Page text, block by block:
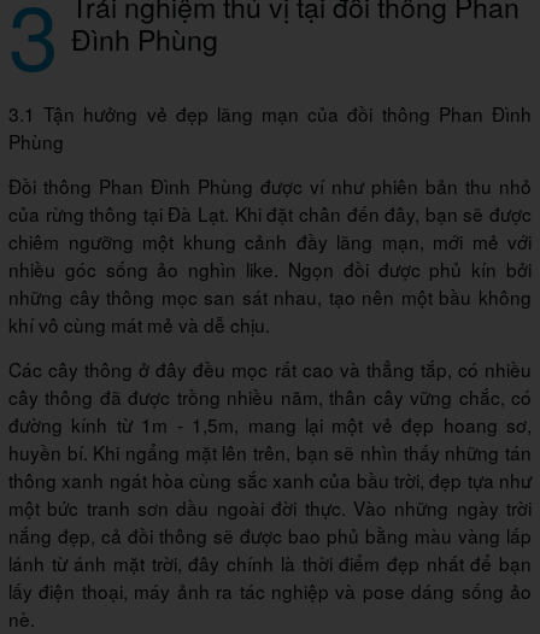
3 Đình Phùng
3.1 Tận hưởng vẻ đẹp lãng mạn của đồi thông Phan Đình
Phùng
Đồi thông Phan Đình Phùng được ví như phiên bản thu nhỏ
của rừng thông tại Đà Lạt. Khi đặt chân đến đây, bạn sẽ được
chiêm ngưỡng một khung cảnh đầy lãng mạn, mới mẻ với
nhiều góc sống ảo nghìn like. Ngọn đồi được phủ kín bởi
những cây thông mọc san sát nhau, tạo nên một bầu không
khí vô cùng mát mẻ và dễ chịu.
Các cây thông ở đây đều mọc rất cao và thẳng tắp, có nhiều
cây thông đã được trồng nhiều năm, thân cây vững chắc, có
đường kính từ 1m - 1,5m, mang lại một vẻ đẹp hoang sơ,
huyền bí. Khi ngẩng mặt lên trên, bạn sẽ nhìn thấy những tán
thông xanh ngát hòa cùng sắc xanh của bầu trời, đẹp tựa như
một bức tranh sơn dầu ngoài đời thực. Vào những ngày trời
nắng đẹp, cả đồi thông sẽ được bao phủ bằng màu vàng lấp
lánh từ ánh mặt trời, đây chính là thời điểm đẹp nhất để bạn
lấy điện thoại, máy ảnh ra tác nghiệp và pose dáng sống ảo
nè.